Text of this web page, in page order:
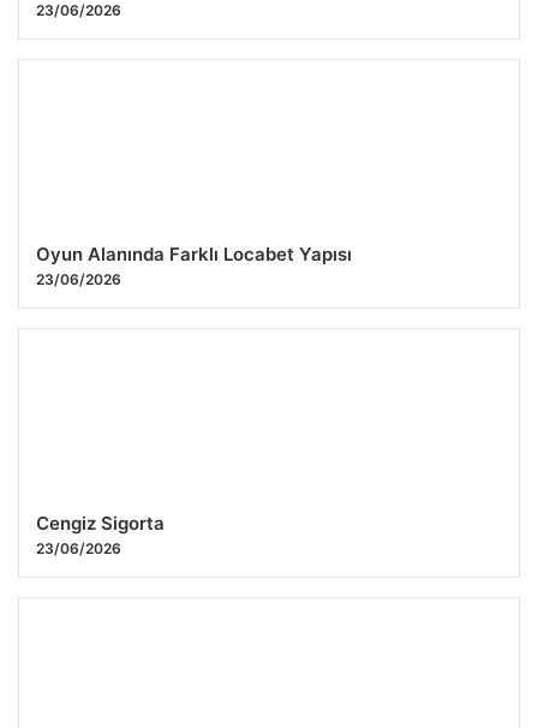
23/06/2026
Oyun Alanında Farklı Locabet Yapısı
23/06/2026
Cengiz Sigorta
23/06/2026